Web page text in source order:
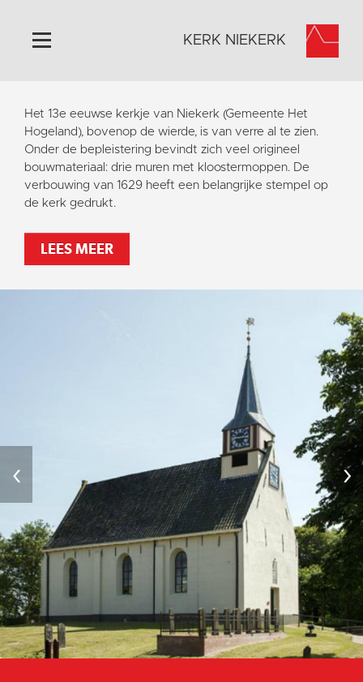
Home
Algemeen
Historie
Omgeving
Activiteiten
Steun ons
Contact
Vaktaal
KERK NIEKERK
Het 13e eeuwse kerkje van Niekerk (Gemeente Het
Hogeland), bovenop de wierde, is van verre al te zien.
Onder de bepleistering bevindt zich veel origineel
bouwmateriaal: drie muren met kloostermoppen. De
verbouwing van 1629 heeft een belangrijke stempel op
de kerk gedrukt.
LEES MEER
‹ ›